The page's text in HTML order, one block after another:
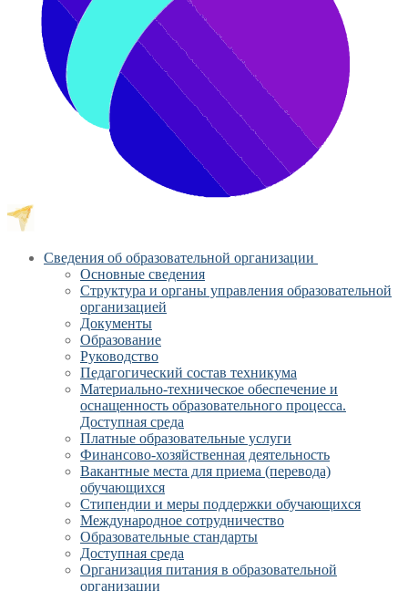
Сведения об образовательной организации
Основные сведения
Структура и органы управления образовательной
организацией
Документы
Образование
Руководство
Педагогический состав техникума
Материально-техническое обеспечение и
оснащенность образовательного процесса.
Доступная среда
Платные образовательные услуги
Финансово-хозяйственная деятельность
Вакантные места для приема (перевода)
обучающихся
Стипендии и меры поддержки обучающихся
Международное сотрудничество
Образовательные стандарты
Доступная среда
Организация питания в образовательной
организации